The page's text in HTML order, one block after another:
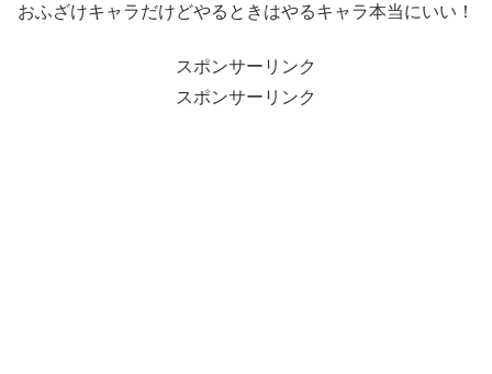
おふざけキャラだけどやるときはやるキャラ本当にいい！
スポンサーリンク
スポンサーリンク